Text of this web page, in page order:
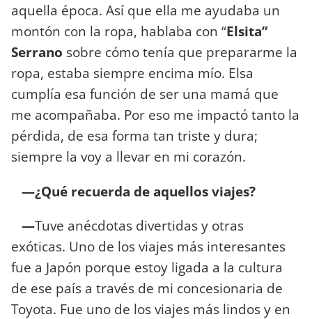
aquella época. Así que ella me ayudaba un
montón con la ropa, hablaba con “Elsita”
Serrano sobre cómo tenía que prepararme la
ropa, estaba siempre encima mío. Elsa
cumplía esa función de ser una mamá que
me acompañaba. Por eso me impactó tanto la
pérdida, de esa forma tan triste y dura;
siempre la voy a llevar en mi corazón.
—¿Qué recuerda de aquellos viajes?
—Tuve anécdotas divertidas y otras
exóticas. Uno de los viajes más interesantes
fue a Japón porque estoy ligada a la cultura
de ese país a través de mi concesionaria de
Toyota. Fue uno de los viajes más lindos y en